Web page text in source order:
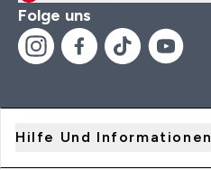
Folge uns
Hilfe Und Informationen